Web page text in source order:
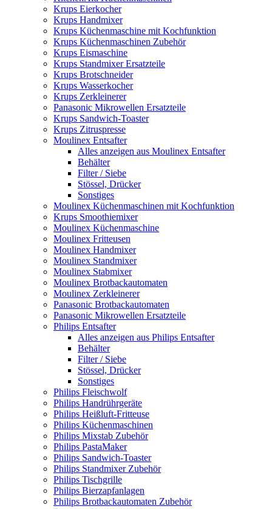
Krups Eierkocher
Krups Handmixer
Krups Küchenmaschine mit Kochfunktion
Krups Küchenmaschinen Zubehör
Krups Eismaschine
Krups Standmixer Ersatzteile
Krups Brotschneider
Krups Wasserkocher
Krups Zerkleinerer
Panasonic Mikrowellen Ersatzteile
Krups Sandwich-Toaster
Krups Zitruspresse
Moulinex Entsafter
Alles anzeigen aus Moulinex Entsafter
Behälter
Filter / Siebe
Stössel, Drücker
Sonstiges
Moulinex Küchenmaschinen mit Kochfunktion
Krups Smoothiemixer
Moulinex Küchenmaschine
Moulinex Fritteusen
Moulinex Handmixer
Moulinex Standmixer
Moulinex Stabmixer
Moulinex Brotbackautomaten
Moulinex Zerkleinerer
Panasonic Brotbackautomaten
Panasonic Mikrowellen Ersatzteile
Philips Entsafter
Alles anzeigen aus Philips Entsafter
Behälter
Filter / Siebe
Stössel, Drücker
Sonstiges
Philips Fleischwolf
Philips Handrührgeräte
Philips Heißluft-Fritteuse
Philips Küchenmaschinen
Philips Mixstab Zubehör
Philips PastaMaker
Philips Sandwich-Toaster
Philips Standmixer Zubehör
Philips Tischgrille
Philips Bierzapfanlagen
Philips Brotbackautomaten Zubehör